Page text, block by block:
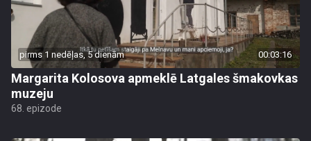
pirms 1 nedēļas, 5 dienām 00:03:16
Margarita Kolosova apmeklē Latgales šmakovkas
muzeju
68. epizode